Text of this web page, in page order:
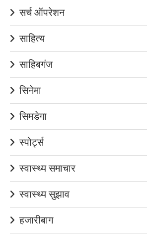
सर्च ऑपरेशन
साहित्य
साहिबगंज
सिनेमा
सिमडेगा
स्पोर्ट्स
स्वास्थ्य समाचार
स्वास्थ्य सुझाव
हजारीबाग